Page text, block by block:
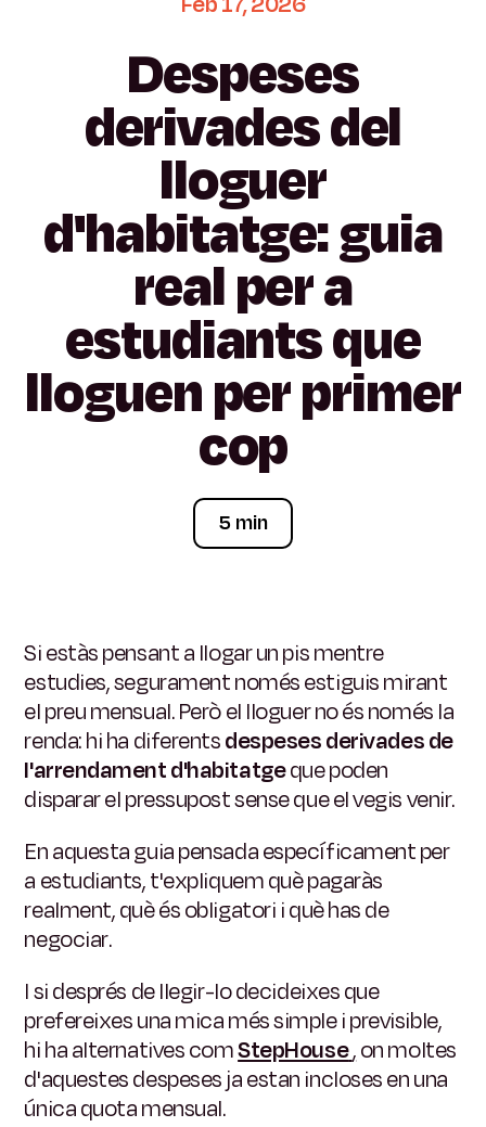
Despeses
derivadesdel
lloguer
d'habitatge:guia
realpera
estudiantsque
lloguenperprimer
cop
5 min
Si estàs pensant a llogar un pis mentre
estudies, segurament només estiguis mirant
el preu mensual. Però el lloguer no és només la
renda: hi ha diferentsdespeses derivades de
l'arrendament d'habitatgeque poden
disparar el pressupost sense que el vegis venir.
En aquesta guia pensada específicament per
a estudiants, t'expliquem què pagaràs
realment, què és obligatori i què has de
negociar.
I si després de llegir-lo decideixes que
prefereixes una mica més simple i previsible,
hi ha alternatives comStepHouse,on moltes
d'aquestes despeses ja estan incloses en una
única quota mensual.